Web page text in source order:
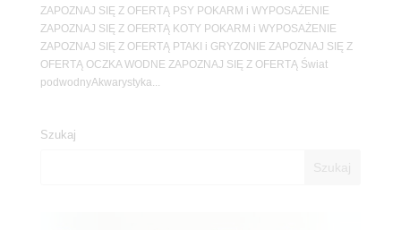
ZAPOZNAJ SIĘ Z OFERTĄ PSY POKARM i WYPOSAŻENIE
ZAPOZNAJ SIĘ Z OFERTĄ KOTY POKARM i WYPOSAŻENIE
ZAPOZNAJ SIĘ Z OFERTĄ PTAKI i GRYZONIE ZAPOZNAJ SIĘ Z
OFERTĄ OCZKA WODNE ZAPOZNAJ SIĘ Z OFERTĄ Świat
podwodnyAkwarystyka...
Szukaj